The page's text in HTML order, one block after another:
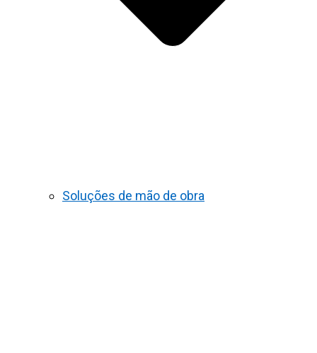
Soluções de mão de obra